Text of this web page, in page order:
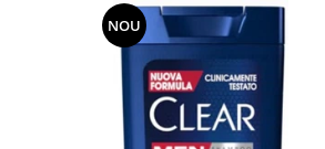
NOU